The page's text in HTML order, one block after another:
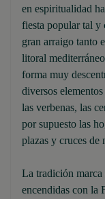
en espiritualidad
fiesta popular tal y
gran arraigo tanto
litoral
forma muy
diversos
las verbenas, las
por supuesto las
plazas y cruces de
La tradición marca
encendidas con la